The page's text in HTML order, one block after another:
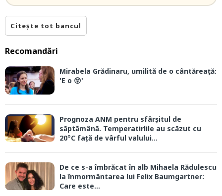
Citește tot bancul
Recomandări
Mirabela Grădinaru, umilită de o cântăreață:
'E o 😲'
Prognoza ANM pentru sfârșitul de
săptămână. Temperatirlile au scăzut cu
20°C față de vârful valului...
De ce s-a îmbrăcat în alb Mihaela Rădulescu
la înmormântarea lui Felix Baumgartner:
Care este...